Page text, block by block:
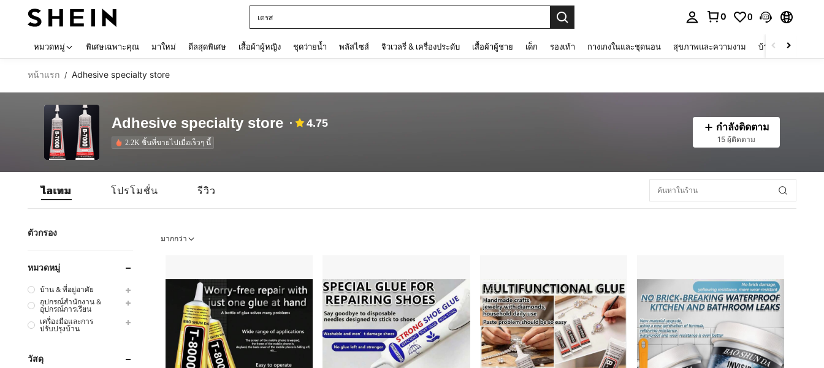
เด็กโต
0 0
หมวดหมู่ พิเศษเฉพาะคุณ มาใหม่ ดีลสุดพิเศษ เสื้อผ้าผู้หญิง ชุดว่ายน้ำ พลัสไซส์ จิวเวลรี่ & เครื่องประดับ เสื้อผ้าผู้ชาย เด็ก รองเท้า กางเกงในและชุดนอน สุขภาพและความงาม บ้านและที่อยู่อาศัย
หน้าแรก / Adhesive specialty store
Adhesive specialty store 4.75
2.2K ชิ้นที่ขายไปเมื่อเร็วๆ นี้
กำลังติดตาม
15 ผู้ติดตาม
ไอเทม โปรโมชั่น รีวิว
ตัวกรอง
หมวดหมู่
บ้าน & ที่อยู่อาศัย
อุปกรณ์สำนักงาน &
อุปกรณ์การเรียน
เครื่องมือและการ
ปรับปรุงบ้าน
วัสดุ
มากกว่า